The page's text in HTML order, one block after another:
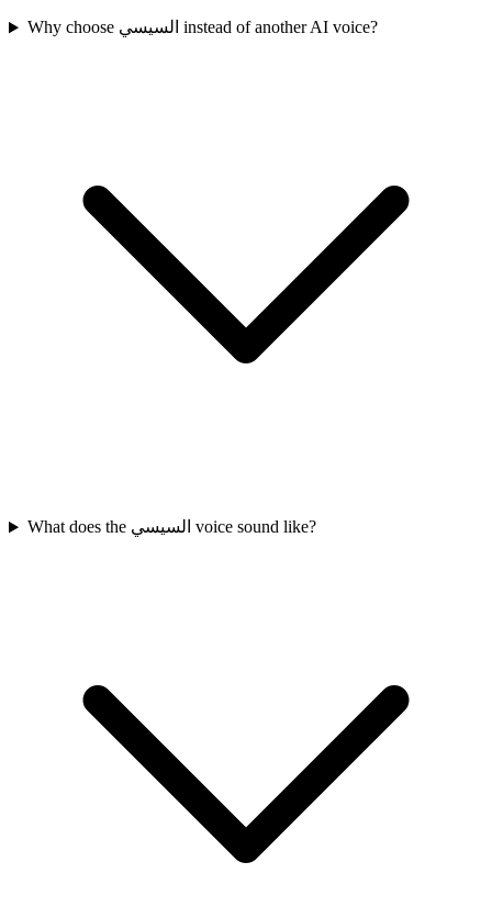
Why choose السيسي instead of another AI voice?
What does the السيسي voice sound like?